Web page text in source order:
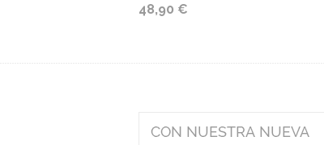
48,90 €